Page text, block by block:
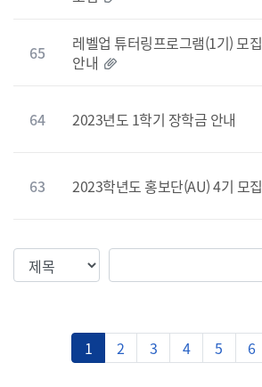
65
레벨업 튜터링프로그램(1기) 모집
안내
64 2023년도 1학기 장학금 안내
63 2023학년도 홍보단(AU) 4기 모집
검색조건 검색값
1 2 3 4 5 6